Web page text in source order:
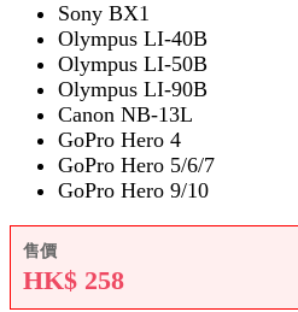
Sony BX1
Olympus LI-40B
Olympus LI-50B
Olympus LI-90B
Canon NB-13L
GoPro Hero 4
GoPro Hero 5/6/7
GoPro Hero 9/10
售價
HK$ 258